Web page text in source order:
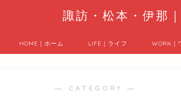
諏訪・松本・伊
HOME｜ホーム LIFE｜ライフ WORK｜
― CATEGORY ―